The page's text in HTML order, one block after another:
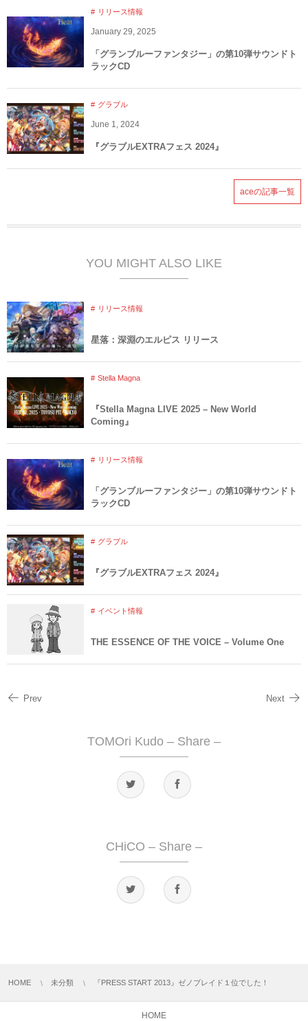
リリース情報
January 29, 2025
「グランブルーファンタジー」の第10弾サウンドト
ラックCD
グラブル
June 1, 2024
『グラブルEXTRAフェス 2024』
aceの記事一覧
YOU MIGHT ALSO LIKE
リリース情報
星落：深淵のエルピス リリース
Stella Magna
『Stella Magna LIVE 2025 – New World
Coming』
リリース情報
「グランブルーファンタジー」の第10弾サウンドト
ラックCD
グラブル
『グラブルEXTRAフェス 2024』
イベント情報
THE ESSENCE OF THE VOICE – Volume One
Prev Next
TOMOri Kudo – Share –
CHiCO – Share –
HOME 未分類 『PRESS START 2013』ゼノブレイド１位でした！
HOME